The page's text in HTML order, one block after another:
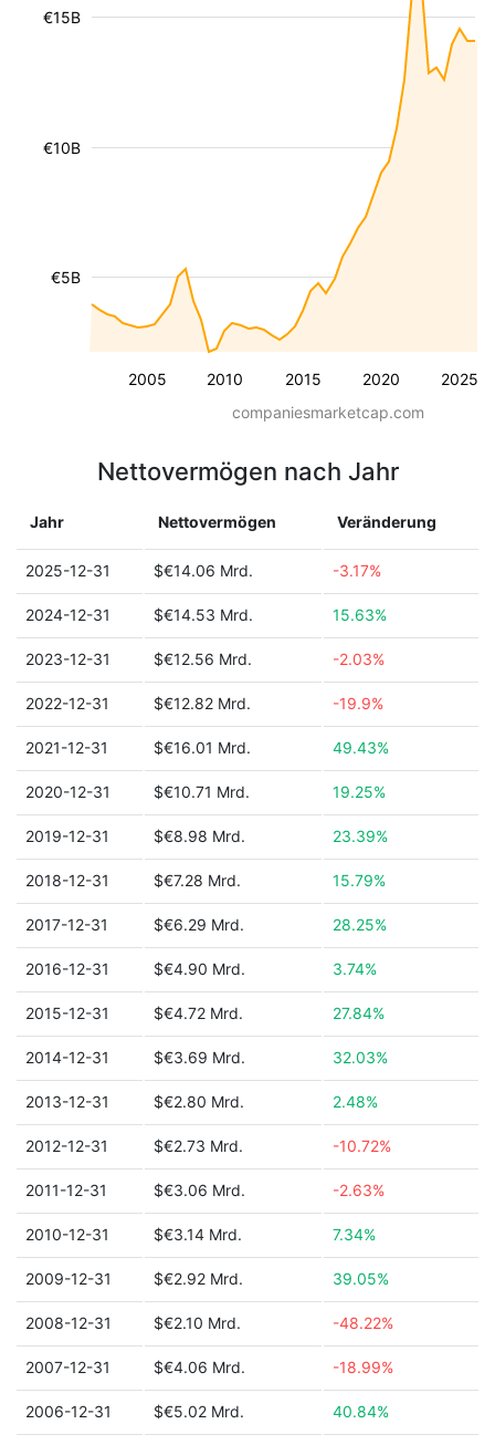
2005 2010 2015 2020 2025
€5B
€10B
€15B
companiesmarketcap.com
Nettovermögen nach Jahr
Jahr Nettovermögen Veränderung
2025-12-31 $€14.06 Mrd. -3.17%
2024-12-31 $€14.53 Mrd. 15.63%
2023-12-31 $€12.56 Mrd. -2.03%
2022-12-31 $€12.82 Mrd. -19.9%
2021-12-31 $€16.01 Mrd. 49.43%
2020-12-31 $€10.71 Mrd. 19.25%
2019-12-31 $€8.98 Mrd. 23.39%
2018-12-31 $€7.28 Mrd. 15.79%
2017-12-31 $€6.29 Mrd. 28.25%
2016-12-31 $€4.90 Mrd. 3.74%
2015-12-31 $€4.72 Mrd. 27.84%
2014-12-31 $€3.69 Mrd. 32.03%
2013-12-31 $€2.80 Mrd. 2.48%
2012-12-31 $€2.73 Mrd. -10.72%
2011-12-31 $€3.06 Mrd. -2.63%
2010-12-31 $€3.14 Mrd. 7.34%
2009-12-31 $€2.92 Mrd. 39.05%
2008-12-31 $€2.10 Mrd. -48.22%
2007-12-31 $€4.06 Mrd. -18.99%
2006-12-31 $€5.02 Mrd. 40.84%